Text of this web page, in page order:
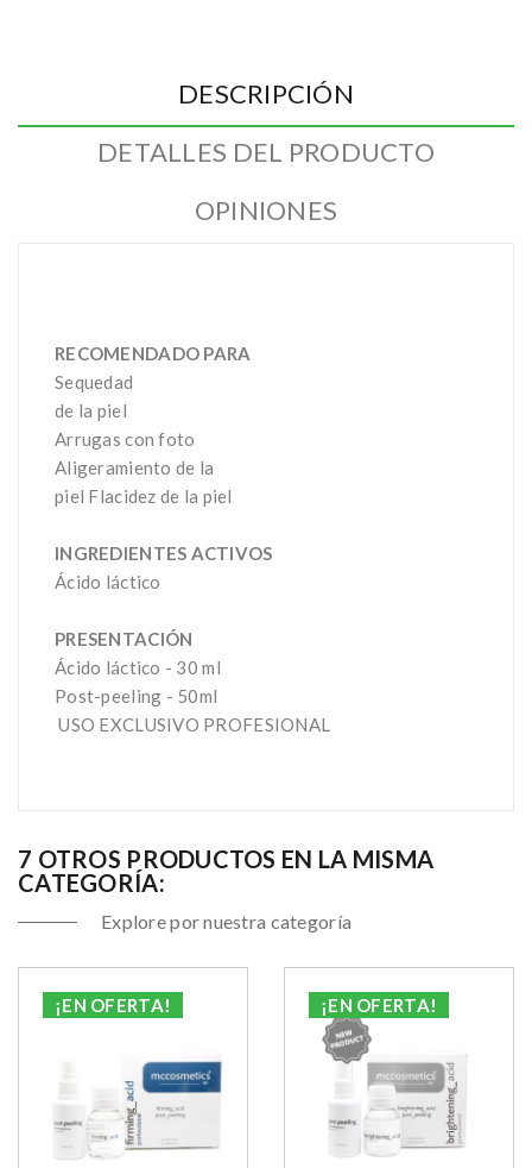
DESCRIPCIÓN
DETALLES DEL PRODUCTO
OPINIONES
RECOMENDADO PARA
Sequedad
de la piel
Arrugas con foto
Aligeramiento de la
piel Flacidez de la piel
INGREDIENTES ACTIVOS
Ácido láctico
PRESENTACIÓN
Ácido láctico - 30 ml
Post-peeling - 50ml
USO EXCLUSIVO PROFESIONAL
7 OTROS PRODUCTOS EN LA MISMA
CATEGORÍA:
Explore por nuestra categoría
¡EN OFERTA! ¡EN OFERTA!